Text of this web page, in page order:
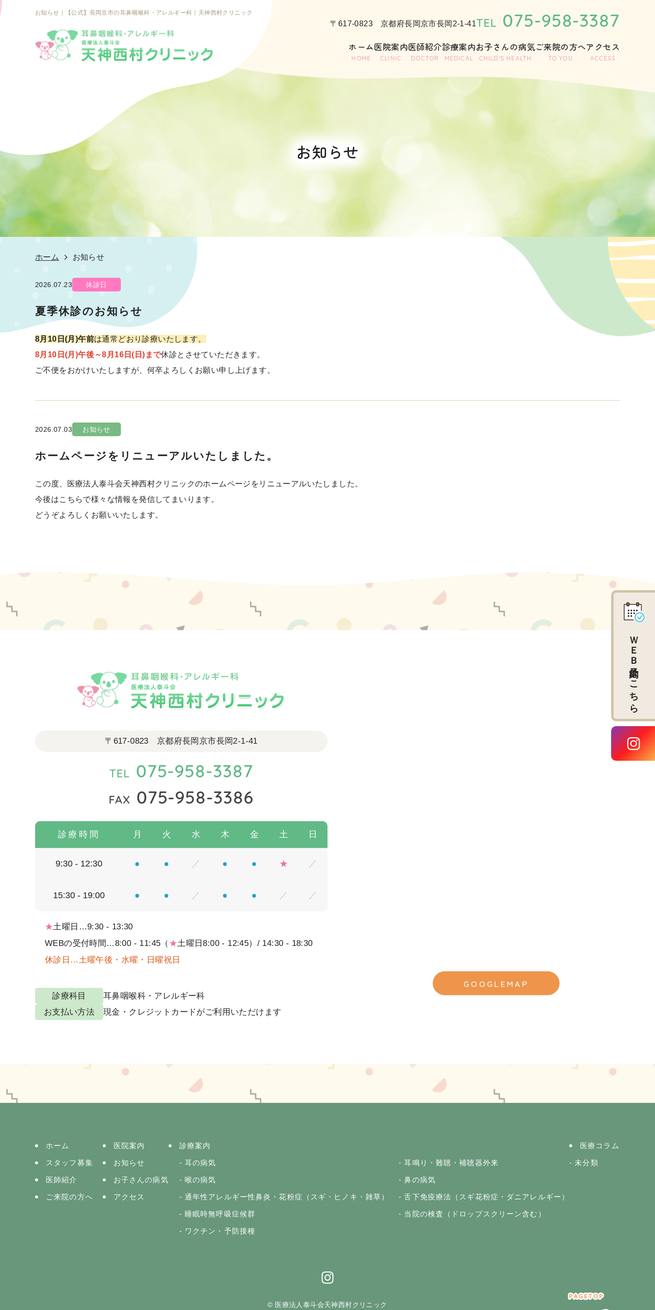
お知らせ｜【公式】長岡京市の耳鼻咽喉科・アレルギー科｜天神西村クリニック
〒617-0823 京都府長岡京市長岡2-1-41 075-958-3387
ホーム
HOME
医院案内
CLINIC
医師紹介
DOCTOR
診療案内
MEDICAL
お子さんの病気
CHILD'S HEALTH
ご来院の方へ
TO YOU
アクセス
ACCESS
ＷＥＢ予約はこちら
お知らせ
ホーム お知らせ
2026.07.23 休診日
夏季休診のお知らせ
8月10日(月)午前は通常どおり診療いたします。
8月10日(月)午後～8月16日(日)まで休診とさせていただきます。
ご不便をおかけいたしますが、何卒よろしくお願い申し上げます。
2026.07.03 お知らせ
ホームページをリニューアルいたしました。
この度、医療法人泰斗会天神西村クリニックのホームページをリニューアルいたしました。
今後はこちらで様々な情報を発信してまいります。
どうぞよろしくお願いいたします。
〒617-0823 京都府長岡京市長岡2-1-41
075-958-3387
075-958-3386
診療時間 月 火 水 木 金 土 日
9:30 - 12:30 ● ● ／ ● ● ★ ／
15:30 - 19:00 ● ● ／ ● ● ／ ／
★土曜日…9:30 - 13:30
WEBの受付時間…8:00 - 11:45（ ★土曜日8:00 - 12:45）/ 14:30 - 18:30
休診日…土曜午後・水曜・日曜祝日
診療科目
耳鼻咽喉科・アレルギー科
お支払い方法
現金・クレジットカードがご利用いただけます
GOOGLEMAP
ホーム 医院案内
スタッフ募集 お知らせ
医師紹介 お子さんの病気
ご来院の方へ アクセス
診療案内
耳の病気 耳鳴り・難聴・補聴器外来
喉の病気 鼻の病気
通年性アレルギー性鼻炎・花粉症（スギ・ヒノキ・雑草） 舌下免疫療法（スギ花粉症・ダニアレルギー）
睡眠時無呼吸症候群 当院の検査（ドロップスクリーン含む）
ワクチン・予防接種
医療コラム
未分類
© 医療法人泰斗会天神西村クリニック